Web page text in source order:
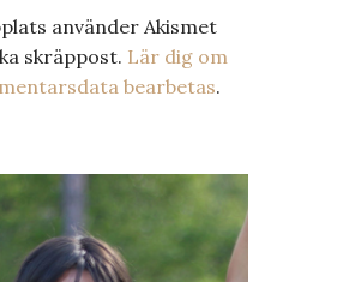
använder Akismet
skräppost. Lär dig om
bearbetas.